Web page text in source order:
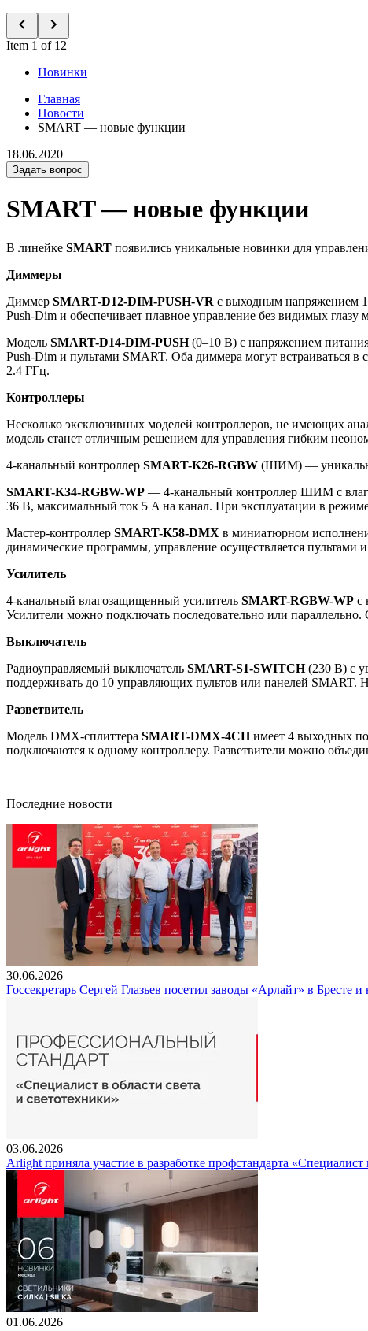
Item 1 of 12
Новинки
Главная
Новости
SMART — новые функции
18.06.2020
Задать вопрос
SMART — новые функции
В линейке SMART появились уникальные новинки для
Диммеры
Диммер SMART-D12-DIM-PUSH-VR с выходным напряжением
Push-Dim и обеспечивает плавное управление без видимых глазу
Модель SMART-D14-DIM-PUSH(0–10 В) с напряжением
Push-Dim и пультами SMART. Оба диммера могут встраиваться
2.4 ГГц.
Контроллеры
Несколько эксклюзивных моделей контроллеров, не имеющих
модель станет отличным решением для управления гибким
4-канальный контроллер SMART-K26-RGBW (ШИМ) —
SMART-K34-RGBW-WP — 4-канальный контроллер ШИМ с
36 В, максимальный ток 5 A на канал. При эксплуатации в
Мастер-контроллер SMART-K58-DMX в миниатюрном
динамические программы, управление осуществляется пультами
Усилитель
4-канальный влагозащищенный усилитель SMART-RGBW-WP с
Усилители можно подключать последовательно или
Выключатель
Радиоуправляемый выключатель SMART-S1-SWITCH(230 В) с
поддерживать до 10 управляющих пультов или панелей SMART.
Разветвитель
Модель DMX-сплиттера SMART-DMX-4CHимеет 4 выходных
подключаются к одному контроллеру. Разветвители можно
Последние новости
30.06.2026
Госсекретарь Сергей Глазьев посетил заводы «Арлайт» в Бресте
03.06.2026
Arlight приняла участие в разработке профстандарта «Специалист
01.06.2026